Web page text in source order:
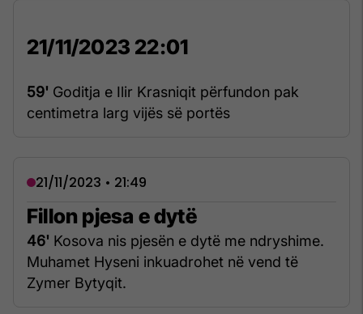
21/11/2023 22:01
59' Goditja e Ilir Krasniqit përfundon pak
centimetra larg vijës së portës
21/11/2023 • 21:49
Fillon pjesa e dytë
46' Kosova nis pjesën e dytë me ndryshime.
Muhamet Hyseni inkuadrohet në vend të
Zymer Bytyqit.